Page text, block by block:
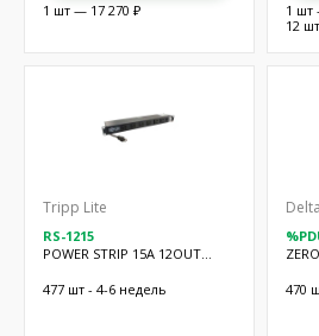
1 шт — 17 270 ₽
1 шт
12
Tripp Lite
RS-1215
POWER STRIP 15A 12OUT
477 шт - 4-6 недель
470